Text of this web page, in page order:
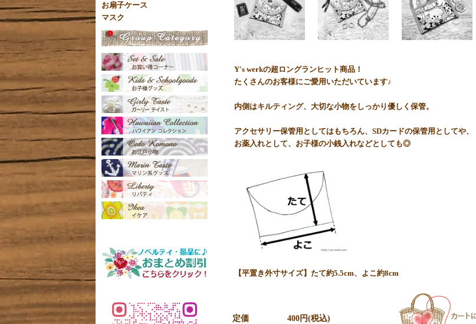
Y's werkの超ロングランヒット商品！
たくさんのお客様にご愛用いただいています♪
内側はキルティング、大切な小物をしっかり優しく保管。
アクセサリー保管用としてはもちろん、SDカードの保管用としてや、
お薬入れとして、お子様の小銭入れなどとしても◎
【平置き外寸サイズ】たて約5.5cm、よこ約8cm
定価 400円(税込)
お扇子ケース
マスク